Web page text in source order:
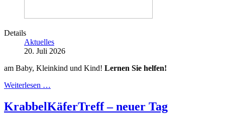
Details
Aktuelles
20. Juli 2026
am Baby, Kleinkind und Kind! Lernen Sie helfen!
Weiterlesen …
KrabbelKäferTreff – neuer Tag